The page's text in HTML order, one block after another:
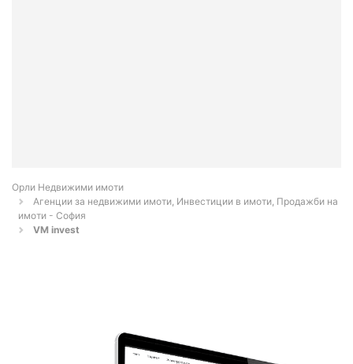
Орли Недвижими имоти
Агенции за недвижими имоти, Инвестиции в имоти, Продажби на
имоти - София
VM invest